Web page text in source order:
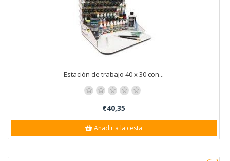
Estación de trabajo 40 x 30 con...
€40,35
Añadir a la cesta